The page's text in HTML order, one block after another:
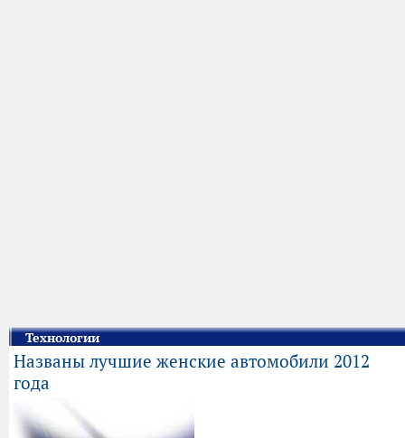
Технологии
Названы лучшие женские автомобили 2012
года